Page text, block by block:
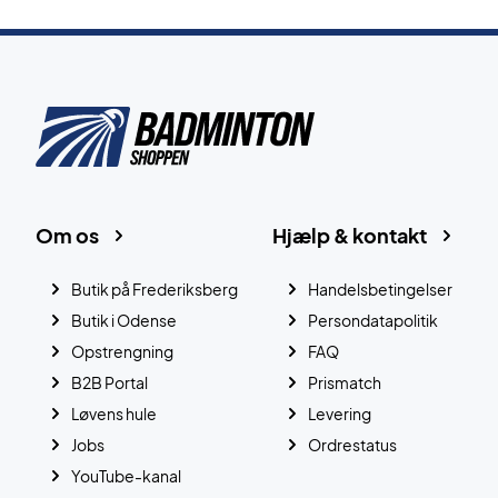
Hjælp & kontakt
Handelsbetingelser
Persondatapolitik
FAQ
Prismatch
Levering
Ordrestatus
Om os
Butik på Frederiksberg
Butik i Odense
Opstrengning
B2B Portal
Løvens hule
Jobs
YouTube-kanal